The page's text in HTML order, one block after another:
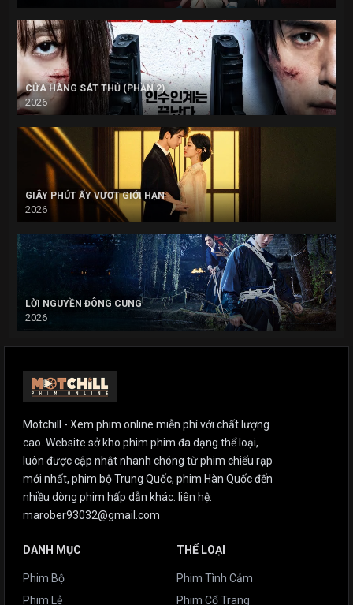
CỬA HÀNG SÁT THỦ (PHẦN 2)
2026
GIÂY PHÚT ẤY VƯỢT GIỚI HẠN
2026
LỜI NGUYỀN ĐÔNG CUNG
2026
Motchill - Xem phim online miễn phí với chất lượng
cao. Website sở kho phim phim đa dạng thể loại,
luôn được cập nhật nhanh chóng từ phim chiếu rạp
mới nhất, phim bộ Trung Quốc, phim Hàn Quốc đến
nhiều dòng phim hấp dẫn khác. liên hệ:
marober93032@gmail.com
DANH MỤC
Phim Bộ
Phim Lẻ
THỂ LOẠI
Phim Tình Cảm
Phim Cổ Trang